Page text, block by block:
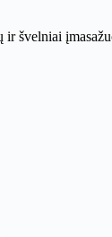
švelniai